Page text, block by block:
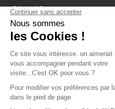
fiducial.fr
lyoncapitale.fr
olympique-et-lyonnais.com
L'application Iphone /
Les cookies